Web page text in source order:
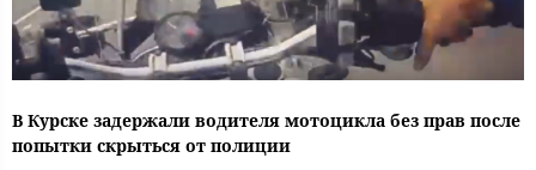
В Курске задержали водителя мотоцикла без прав после
попытки скрыться от полиции